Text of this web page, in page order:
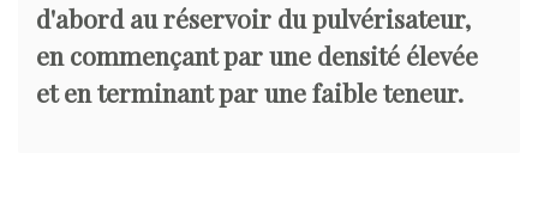
d'abord au réservoir du pulvérisateur,
en commençant par une densité élevée
et en terminant par une faible teneur.